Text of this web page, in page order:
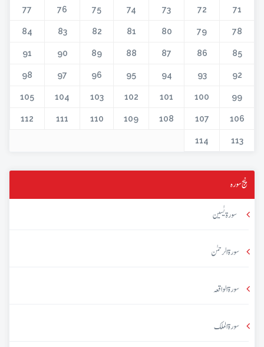
71
72
73
74
75
76
77
78
79
80
81
82
83
84
85
86
87
88
89
90
91
92
93
94
95
96
97
98
99
100
101
102
103
104
105
106
107
108
109
110
111
112
113
114
پنج سورہ
سورۃ یٰسین
سورۃ الرحمٰن
سورۃ الواقعہ
سورۃ الملک